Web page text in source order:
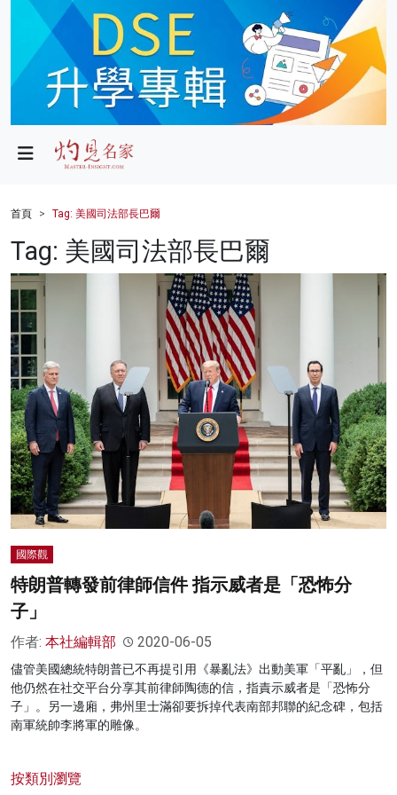
政局
財經
健康
商業
科技
影片
名家榜
灼見活動
關於我們
首頁 Tag: 美國司法部長巴爾
Tag: 美國司法部長巴爾
國際觀
特朗普轉發前律師信件 指示威者是「恐怖分
子」
作者: 本社編輯部 2020-06-05
儘管美國總統特朗普已不再提引用《暴亂法》出動美軍「平亂」，但
他仍然在社交平台分享其前律師陶德的信，指責示威者是「恐怖分
子」。另一邊廂，弗州里士滿卻要拆掉代表南部邦聯的紀念碑，包括
南軍統帥李將軍的雕像。
按類別瀏覽